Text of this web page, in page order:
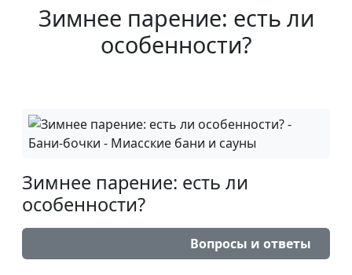
Зимнее парение: есть ли
особенности?
Зимнее парение: есть ли
особенности?
Вопросы и ответы